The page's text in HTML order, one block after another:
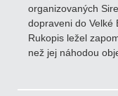
organizovaných
dopraveni do Velké
Rukopis ležel
než jej náhodou